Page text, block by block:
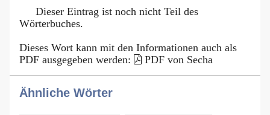
Dieser Eintrag ist noch nicht Teil des
Wörterbuches.
Dieses Wort kann mit den Informationen auch als
PDF ausgegeben werden:
PDF von Secha
Ähnliche Wörter